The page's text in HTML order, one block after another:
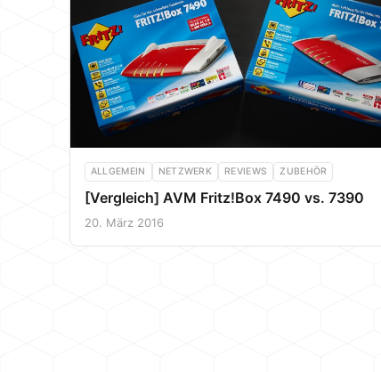
ALLGEMEIN NETZWERK REVIEWS ZUBEHÖR
[Vergleich] AVM Fritz!Box 7490 vs. 7390
20. März 2016